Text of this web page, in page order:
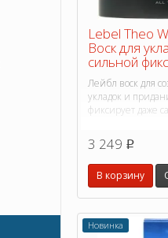
Lebel Theo
Воск для
сильной
Лейбл воск для
укладок и
фиксирует даже
3 249 p
В корзину
Новинка